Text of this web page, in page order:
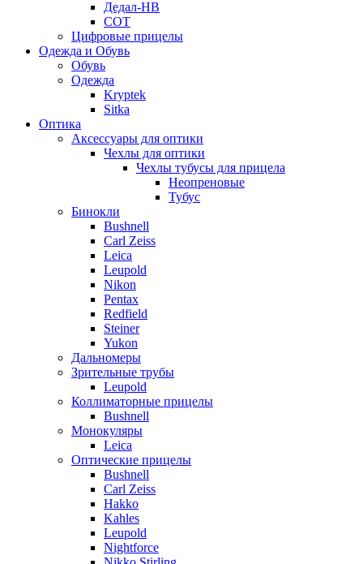
Дедал-НВ
СОТ
Цифровые прицелы
Одежда и Обувь
Обувь
Одежда
Kryptek
Sitka
Оптика
Аксессуары для оптики
Чехлы для оптики
Чехлы тубусы для прицела
Неопреновые
Тубус
Бинокли
Bushnell
Carl Zeiss
Leica
Leupold
Nikon
Pentax
Redfield
Steiner
Yukon
Дальномеры
Зрительные трубы
Leupold
Коллиматорные прицелы
Bushnell
Монокуляры
Leica
Оптические прицелы
Bushnell
Carl Zeiss
Hakko
Kahles
Leupold
Nightforce